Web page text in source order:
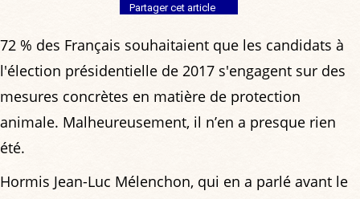
Partager cet article
72 % des Français souhaitaient que les candidats à
l'élection présidentielle de 2017 s'engagent sur des
mesures concrètes en matière de protection
animale. Malheureusement, il n’en a presque rien
été.
Hormis Jean-Luc Mélenchon, qui en a parlé avant le